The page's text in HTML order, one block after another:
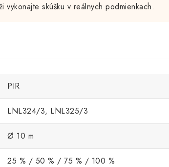
vykonajte skúšku v reálnych podmienkach.
PIR
LNL324/3, LNL325/3
Ø 10 m
25 % / 50 % / 75 % / 100 %